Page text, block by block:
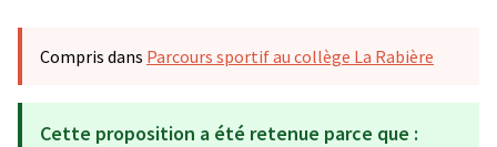
Compris dans Parcours sportif au collège La Rabière
Cette proposition a été retenue parce que :